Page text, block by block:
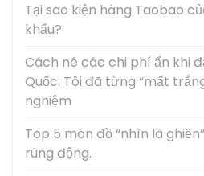
Tại sao kiện hàng Taobao
khẩu?
Cách né các chi phí ẩn khi
Quốc: Tôi đã từng “mất
nghiệm
Top 5 món đồ “nhìn là
rúng động.